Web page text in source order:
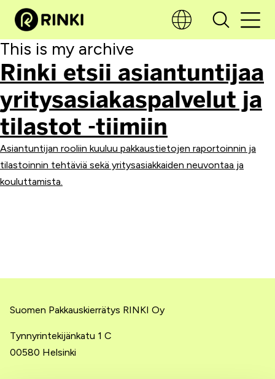
This is my archive
Rinki etsii asiantuntijaa
yritysasiakaspalvelut ja
tilastot -tiimiin
Asiantuntijan rooliin kuuluu pakkaustietojen raportoinnin ja
tilastoinnin tehtäviä sekä yritysasiakkaiden neuvontaa ja
kouluttamista.
Suomen Pakkauskierrätys RINKI Oy
Tynnyrintekijänkatu 1 C
00580 Helsinki